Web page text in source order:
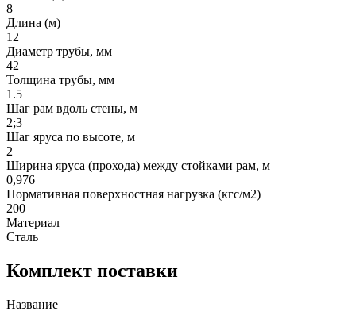
8
Длина (м)
12
Диаметр трубы, мм
42
Толщина трубы, мм
1.5
Шаг рам вдоль стены, м
2;3
Шаг яруса по высоте, м
2
Ширина яруса (прохода) между стойками рам, м
0,976
Нормативная поверхностная нагрузка (кгс/м2)
200
Материал
Сталь
Комплект поставки
Название